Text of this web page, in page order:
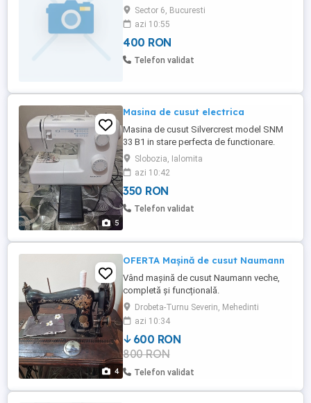
Pretul între 350 -400 lei /buc.
Sector 6, Bucuresti
azi 10:55
400 RON
Telefon validat
5
Masina de cusut electrica
Masina de cusut Silvercrest model SNM
33 B1 in stare perfecta de functionare.
Slobozia, Ialomita
azi 10:42
350 RON
Telefon validat
4
OFERTA Mașină de cusut Naumann
Vând mașină de cusut Naumann veche,
completă și funcțională.
Drobeta-Turnu Severin, Mehedinti
azi 10:34
600 RON
800 RON
Telefon validat